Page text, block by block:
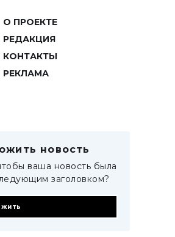
О ПРОЕКТЕ
РЕДАКЦИЯ
КОНТАКТЫ
РЕКЛАМА
новость
ваша новость была
заголовком?